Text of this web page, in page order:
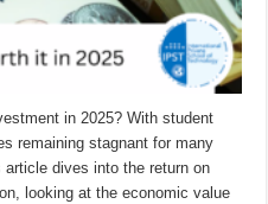
in 2025? With student
remaining stagnant for many
article dives into the return on
looking at the economic value